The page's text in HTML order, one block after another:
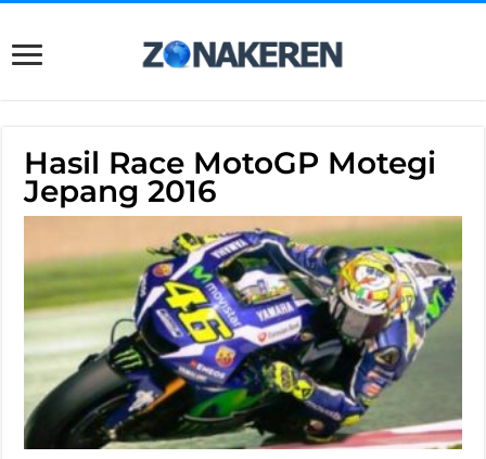
Hasil Race MotoGP Motegi
Jepang 2016